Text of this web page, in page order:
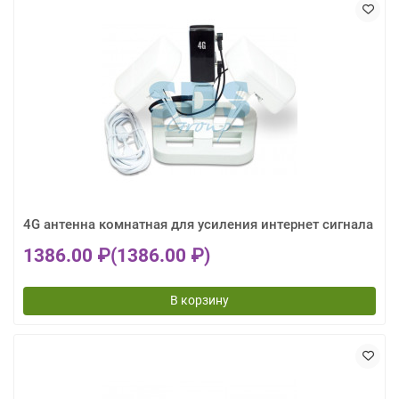
4G антенна комнатная для усиления интернет сигнала
1386.00 ₽(1386.00 ₽)
В корзину